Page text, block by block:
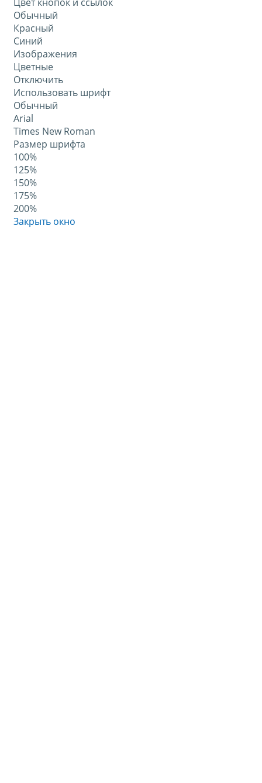
Обычный
Красный
Синий
Изображения
Цветные
Отключить
Использовать шрифт
Обычный
Arial
Times New Roman
Размер шрифта
100%
125%
150%
175%
200%
Закрыть окно